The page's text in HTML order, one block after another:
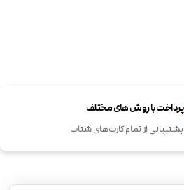
پرداخت با روش های مختلف
پشتیبانی از تمام کارت‌های شتاب